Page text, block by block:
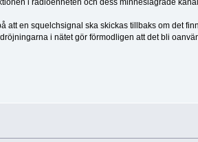
i radioenheten och dess minneslagrade
att en squelchsignal ska skickas tillbaks om det
i nätet gör förmodligen att det bli